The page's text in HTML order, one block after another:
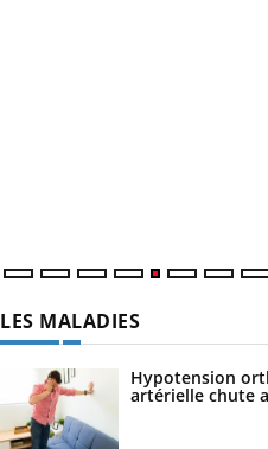
artérielle chute